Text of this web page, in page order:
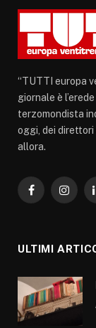
“TUTTI europa
giornale è
terzomondista
oggi, dei
allora.
Facebook
ULTIMI